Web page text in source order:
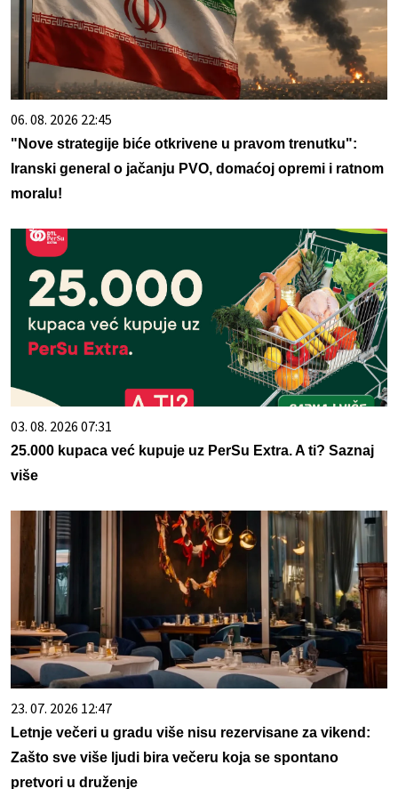
06. 08. 2026 22:45
"Nove strategije biće otkrivene u pravom trenutku":
Iranski general o jačanju PVO, domaćoj opremi i ratnom
moralu!
03. 08. 2026 07:31
25.000 kupaca već kupuje uz PerSu Extra. A ti? Saznaj
više
23. 07. 2026 12:47
Letnje večeri u gradu više nisu rezervisane za vikend:
Zašto sve više ljudi bira večeru koja se spontano
pretvori u druženje